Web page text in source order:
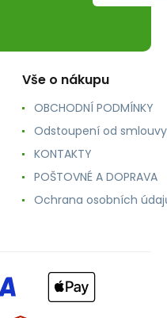
Vše o nákupu
OBCHODNÍ PODMÍNKY
Odstoupení od smlouvy
KONTAKTY
POŠTOVNÉ A DOPRAVA
Ochrana osobních